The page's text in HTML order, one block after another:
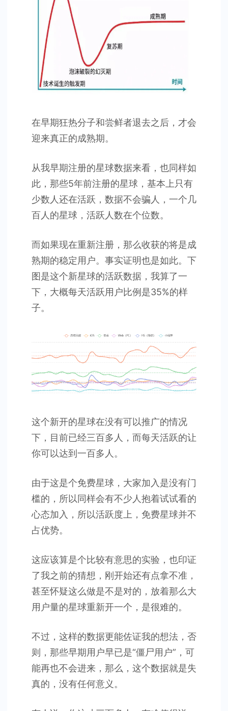
在早期狂热分子和尝鲜者退去之后，才会
迎来真正的成熟期。
从我早期注册的星球数据来看，也同样如
此，那些5年前注册的星球，基本上只有
少数人还在活跃，数据不会骗人，一个几
百人的星球，活跃人数在个位数。
而如果现在重新注册，那么收获的将是成
熟期的稳定用户。事实证明也是如此。下
图是这个新星球的活跃数据，我算了一
下，大概每天活跃用户比例是35%的样
子。
这个新开的星球在没有可以推广的情况
下，目前已经三百多人，而每天活跃的让
你可以达到一百多人。
由于这是个免费星球，大家加入是没有门
槛的，所以同样会有不少人抱着试试看的
心态加入，所以活跃度上，免费星球并不
占优势。
这应该算是个比较有意思的实验，也印证
了我之前的猜想，刚开始还有点拿不准，
甚至怀疑这么做是不是对的，放着那么大
用户量的星球重新开一个，是很难的。
不过，这样的数据更能佐证我的想法，否
则，那些早期用户早已是“僵尸用户”，可
能再也不会进来，那么，这个数据就是失
真的，没有任何意义。